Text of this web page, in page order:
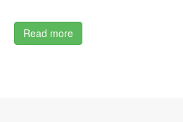
Read more